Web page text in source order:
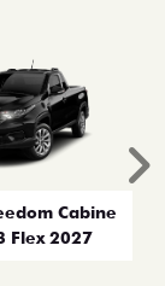
Cabine
Flex 2027